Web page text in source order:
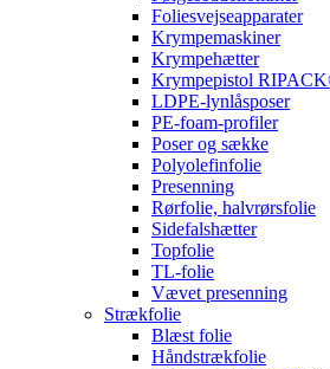
Foliesvejseapparater
Krympemaskiner
Krympehætter
Krympepistol
LDPE-lynlåsposer
PE-foam-profiler
Poser og sække
Polyolefinfolie
Presenning
Rørfolie, halvrørsfolie
Sidefalshætter
Topfolie
TL-folie
Vævet presenning
Strækfolie
Blæst folie
Håndstrækfolie